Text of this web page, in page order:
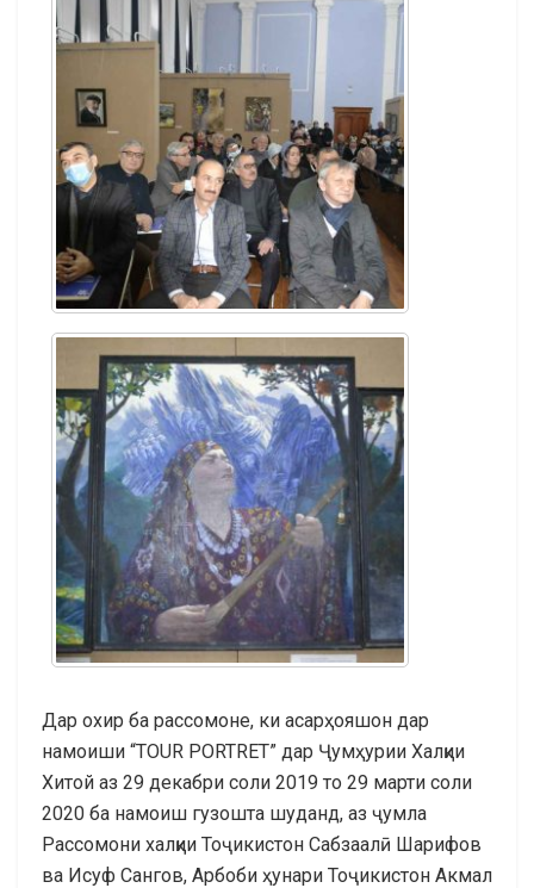
Дар охир ба рассомоне, ки асарҳояшон дар
намоиши “TOUR PORTRET” дар Ҷумҳурии Халқии
Хитой аз 29 декабри соли 2019 то 29 марти соли
2020 ба намоиш гузошта шуданд, аз ҷумла
Рассомони халқии Тоҷикистон Сабзаалӣ Шарифов
ва Исуф Сангов, Арбоби ҳунари Тоҷикистон Акмал